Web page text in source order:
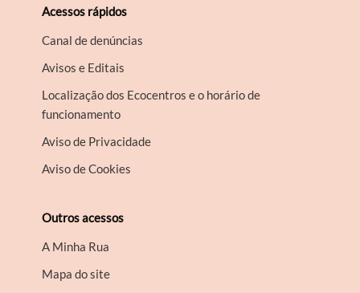
Acessos rápidos
Canal de denúncias
Avisos e Editais
Localização dos Ecocentros e o horário de
funcionamento
Aviso de Privacidade
Aviso de Cookies
Outros acessos
A Minha Rua
Mapa do site